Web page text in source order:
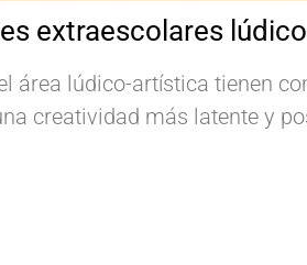
extraescolares
área lúdico-artística tienen
creatividad más latente y